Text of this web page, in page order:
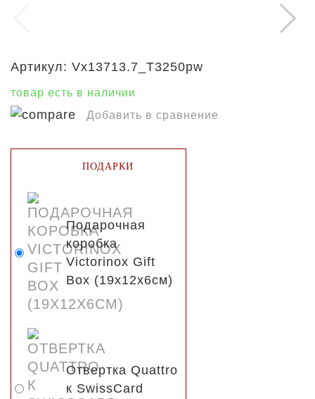
Артикул: Vx13713.7_T3250pw
товар есть в наличии
Добавить в сравнение
ПОДАРКИ
Подарочная
коробка
Victorinox Gift
Box (19x12x6см)
Отвертка Quattro
к SwissCard